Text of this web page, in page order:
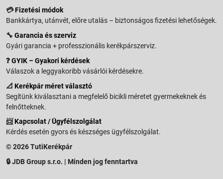
💳Fizetési módok
Bankkártya, utánvét, előre utalás – biztonságos fizetési lehetőségek.
🔧 Garancia és szerviz
Gyári garancia + professzionális kerékpárszerviz.
❓GYIK – Gyakori kérdések
Válaszok a leggyakoribb vásárlói kérdésekre.
📐 Kerékpár méret választó
Segítünk kiválasztani a megfelelő bicikli méretet gyermekeknek és
felnőtteknek.
📨Kapcsolat / Ügyfélszolgálat
Kérdés esetén gyors és készséges ügyfélszolgálat.
© 2026 TutiKerékpár
🔒 JDB Group s.r.o. | Minden jog fenntartva